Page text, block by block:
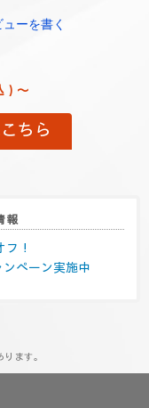
ューを書く
）～
ちら
報
！
ペーン実施中
ます。